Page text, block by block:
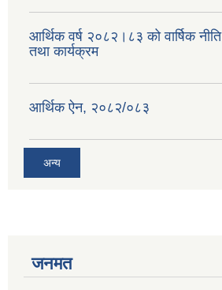
आर्थिक वर्ष २०८२।८३ को वार्षिक नीति
तथा कार्यक्रम
आर्थिक ऐन, २०८२/०८३
अन्य
जनमत